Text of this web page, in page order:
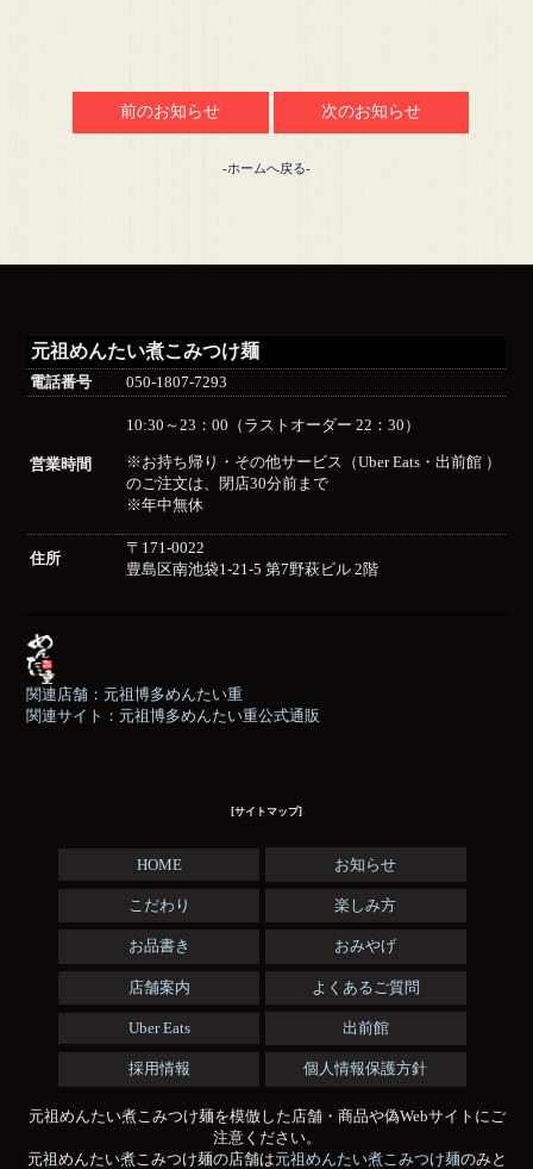
前のお知らせ 次のお知らせ
-ホームへ戻る-
元祖めんたい煮こみつけ麺
電話番号 050-1807-7293
営業時間
10:30～23：00（ラストオーダー 22：30）
※お持ち帰り・その他サービス（Uber Eats・出前館 ）
のご注文は、閉店30分前まで
※年中無休
住所
〒171-0022
豊島区南池袋1-21-5 第7野萩ビル 2階
関連店舗：元祖博多めんたい重
関連サイト：元祖博多めんたい重公式通販
[サイトマップ]
HOME お知らせ
こだわり 楽しみ方
お品書き おみやげ
店舗案内 よくあるご質問
Uber Eats 出前館
採用情報 個人情報保護方針
元祖めんたい煮こみつけ麺を模倣した店舗・商品や偽Webサイトにご
注意ください。
元祖めんたい煮こみつけ麺の店舗は元祖めんたい煮こみつけ麺のみと